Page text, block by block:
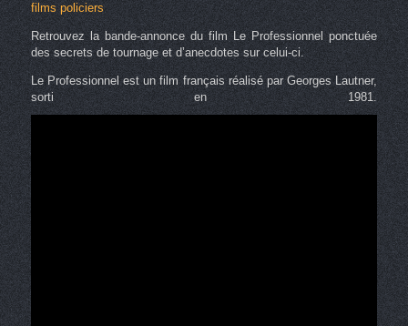
films policiers
Retrouvez la bande-annonce du film Le Professionnel ponctuée
des secrets de tournage et d’anecdotes sur celui-ci.
Le Professionnel est un film français réalisé par Georges Lautner,
sorti en 1981.